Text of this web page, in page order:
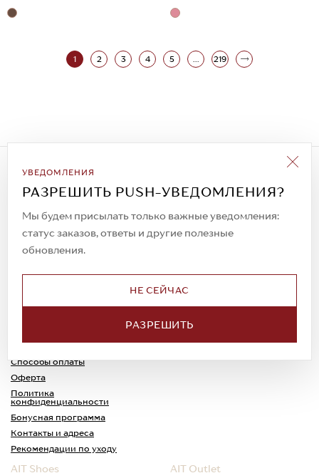
1 2 3 4 5 ... 219
УВЕДОМЛЕНИЯ
РАЗРЕШИТЬ PUSH-УВЕДОМЛЕНИЯ?
Мы будем присылать только важные уведомления:
статус заказов, ответы и другие полезные
обновления.
НЕ СЕЙЧАС
РАЗРЕШИТЬ
Подписаться на рассылку
Всегда будьте в курсе новых акций и
спецпредложений!
© 2023. AIT Shoes
Все права защищены
Доставка
Способы оплаты
Оферта
Политика
конфиденциальности
Обмен и возврат
Каспи-Ред
Бонусная программа
Контакты и адреса
Рекомендации по уходу
AIT Shoes AIT Outlet